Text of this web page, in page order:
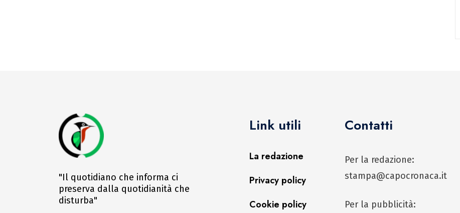
"Il quotidiano che informa ci
preserva dalla quotidianità che
disturba"
Link utili
La redazione
Privacy policy
Cookie policy
Contatti
Per la redazione:
stampa@capocronaca.it
Per la pubblicità: